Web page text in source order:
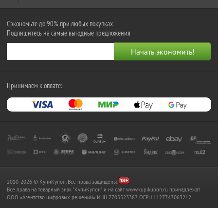
Сэкономьте до 90% при любых покупках
Подпишитесь на самые выгодные предложения
Принимаем к оплате:
2010-2026 © КупиКупон. Все права защищены.
Все права на товарный знак "КупиКупон" и на сайт www.kupikupon.ru принадлежат
OOO «Агентство цифровых решений» ИНН 7705523387, ОГРН 1127747063212